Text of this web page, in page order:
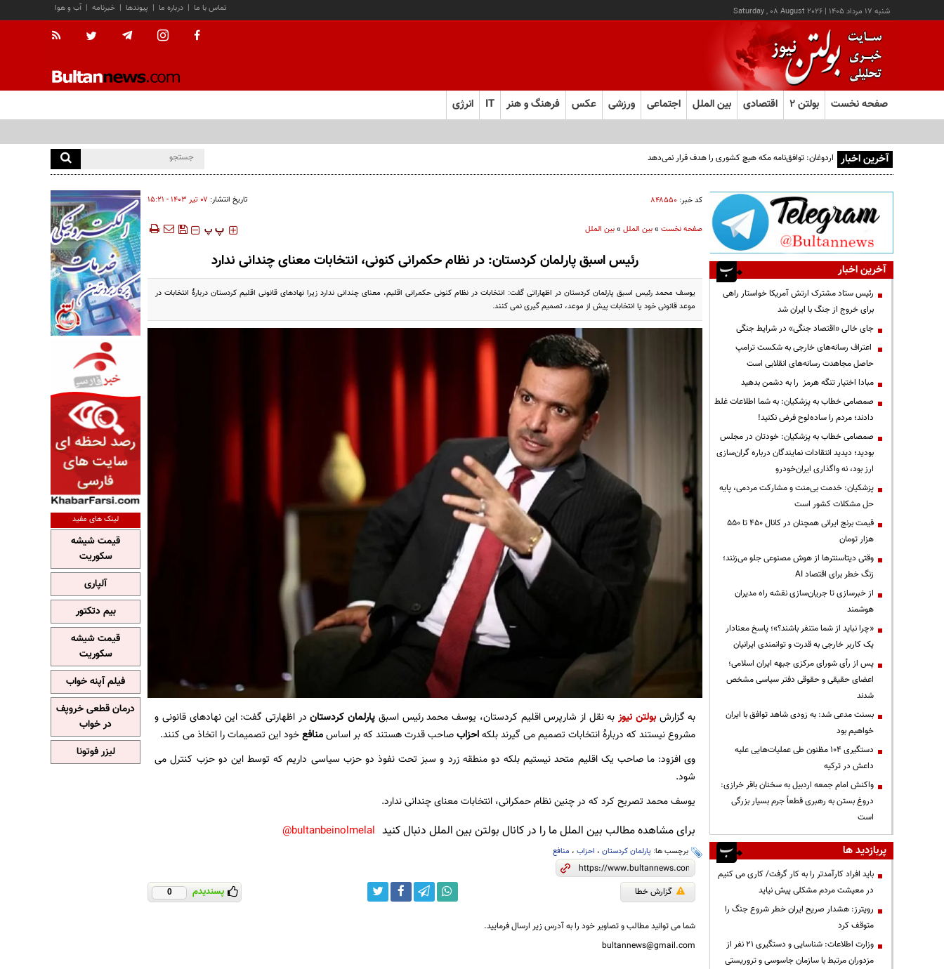
شنبه ۱۷ مرداد ۱۴۰۵ |
Saturday , 08 August 2026 آب و هوا | خبرنامه | پیوندها | درباره ما | تماس با ما
صفحه نخست بولتن ۲ اقتصادی بین الملل اجتماعی ورزشی عکس فرهنگ و هنر IT انرژی
آخرین اخبار اردوغان: توافق‌نامه مکه هیچ کشوری را هدف قرار نمی‌دهد
کد خبر: ۸۴۸۵۵۰ تاریخ انتشار: ۰۷ تير ۱۴۰۳ - ۱۵:۲۱
صفحه نخست»بین الملل»بین الملل ‍‍‍ پ پ
رئیس اسبق پارلمان کردستان: در نظام حکمرانی کنونی، انتخابات معنای چندانی ندارد
یوسف محمد رئیس اسبق پارلمان کردستان در اظهاراتی گفت: انتخابات در نظام کنونی حکمرانی اقلیم، معنای چندانی ندارد زیرا نهادهای قانونی اقلیم کردستان دربارۀ انتخابات در
موعد قانونی خود یا انتخابات پیش از موعد، تصمیم گیری نمی کنند.
به گزارش بولتن نیوز به نقل از شارپرس اقلیم کردستان، یوسف محمد رئیس اسبق پارلمان کردستاندر اظهارتی گفت: این نهادهای قانونی و
مشروع نیستند کە دربارۀ انتخابات تصمیم می گیرند بلکەاحزابصاحب قدرت هستند کە بر اساسمنافعخود این تصمیمات را اتخاذ می کنند.
وی افزود: ما صاحب یک اقلیم متحد نیستیم بلکە دو منطقه زرد و سبز تحت نفوذ دو حزب سیاسی داریم که توسط این دو حزب کنترل می
شود.
یوسف محمد تصریح کرد که در چنین نظام حمکرانی، انتخابات معنای چندانی ندارد.
برای مشاهده مطالب بین الملل ما را در کانال بولتن بین الملل دنبال کنید bultanbeinolmelal@
برچسب ها: پارلمان کردستان، احزاب، منافع
گزارش خطا پسندیدم 0
شما می توانید مطالب و تصاویر خود را به آدرس زیر ارسال فرمایید.
bultannews@gmail.com
آخرین اخبار
رئیس ستاد مشترک ارتش آمریکا خواستار راهی
برای خروج از جنگ با ایران شد
جای خالی «اقتصاد جنگی» در شرایط جنگی
اعتراف رسانه‌های خارجی به شکست ترامپ
حاصل مجاهدت رسانه‌های انقلابی است
مبادا اختیار تنگه هرمز را به دشمن بدهید
صمصامی خطاب به پزشکیان: به شما اطلاعات غلط
دادند؛ مردم را ساده‌لوح فرض نکنید!
صمصامی خطاب به پزشکیان: خودتان در مجلس
بودید؛ دیدید انتقادات نمایندگان درباره گران‌سازی
ارز بود، نه واگذاری ایران‌خودرو
پزشکیان: خدمت بی‌منت و مشارکت مردمی، پایه
حل مشکلات کشور است
قیمت‌ برنج ایرانی همچنان در کانال ۴۵۰ تا ۵۵۰
هزار تومان
وقتی دیتاسنترها از هوش مصنوعی جلو می‌زنند؛
زنگ خطر برای اقتصاد AI
از خبرسازی تا جریان‌سازی نقشه راه مدیران
هوشمند
«چرا نباید از شما متنفر باشند؟»؛ پاسخ معنادار
یک کاربر خارجی به قدرت و توانمندی ایرانیان
پس از رأی شورای مرکزی جبهه ایران اسلامی؛
اعضای حقیقی و حقوقی دفتر سیاسی مشخص
شدند
بسنت مدعی شد: به زودی شاهد توافق با ایران
خواهیم بود
دستگیری ۱۰۴ مظنون طی عملیات‌هایی علیه
داعش در ترکیه
واکنش امام جمعه اردبیل به سخنان باقر خرازی:
دروغ بستن به رهبری قطعاً جرم بسیار بزرگی
است
پربازدید ها
باید افراد کارآمدتر را به کار گرفت/ کاری می کنیم
در معیشت مردم مشکلی پیش نیاید
رویترز: هشدار صریح ایران خطر شروع جنگ را
متوقف کرد
وزارت اطلاعات: شناسایی و دستگیری ۲۱ نفر از
مزدوران مرتبط با سازمان جاسوسی و تروریستی
لینک های مفید
قیمت شیشه
سکوریت
آلپاری
بیم دتکتور
قیمت شیشه
سکوریت
فیلم آپنه خواب
درمان قطعی خروپف
در خواب
لیزر فوتونا